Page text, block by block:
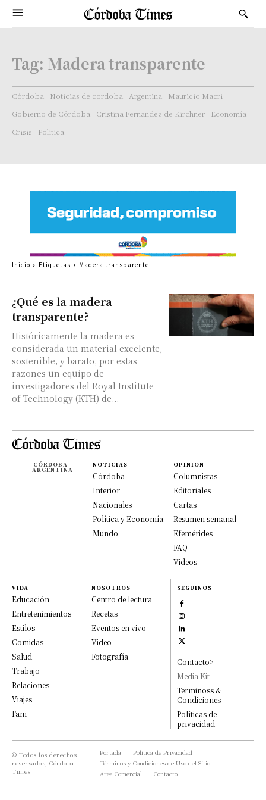
Tag: Madera transparente
Córdoba Noticias de cordoba Argentina
Mauricio Macri
Gobierno de Córdoba
Cristina Fernandez de Kirchner
Economía
Crisis
Politica
¿Qué es la madera
transparente?
Históricamente la madera es
considerada un material excelente,
sostenible, y barato, por estas
razones un equipo de
investigadores del Royal Institute
of Technology (KTH) de...
Inicio Etiquetas Madera transparente
CÓRDOBA -
ARGENTINA
NOTICIAS
Córdoba
Interior
Nacionales
Política y Economía
Mundo
OPINION
Columnistas
Editoriales
Cartas
Resumen semanal
Efemérides
FAQ
Videos
VIDA
Educación
Entretenimientos
Estilos
Comidas
Salud
Trabajo
Relaciones
Viajes
Fam
NOSOTROS
Centro de lectura
Recetas
Eventos en vivo
Video
Fotografía
SEGUINOS
Contacto>
Media Kit
Terminoss &
Condiciones
Políticas de
privacidad
© Todos los derechos
reservados, Córdoba
Times
Portada
Política de Privacidad
Términos y Condiciones de Uso del Sitio
Area Comercial
Contacto